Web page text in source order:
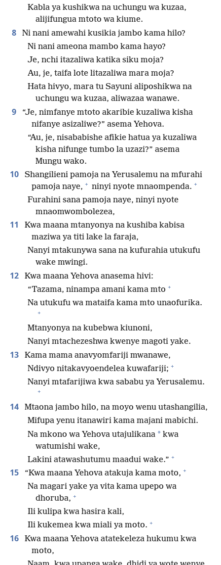
Kabla ya kushikwa na uchungu wa kuzaa,
alijifungua mtoto wa kiume.
8
Ni nani amewahi kusikia jambo kama hilo?
Ni nani ameona mambo kama hayo?
Je, nchi itazaliwa katika siku moja?
Au, je, taifa lote litazaliwa mara moja?
Hata hivyo, mara tu Sayuni aliposhikwa na
uchungu wa kuzaa, aliwazaa wanawe.
9
“Je, nimfanye mtoto akaribie kuzaliwa kisha
nifanye asizaliwe?” asema Yehova.
“Au, je, nisababishe afikie hatua ya kuzaliwa
kisha nifunge tumbo la uzazi?” asema
Mungu wako.
10
Shangilieni pamoja na Yerusalemu na mfurahi
pamoja naye, + ninyi nyote mnaompenda. +
Furahini sana pamoja naye, ninyi nyote
mnaomwombolezea,
11
Kwa maana mtanyonya na kushiba kabisa
maziwa ya titi lake la faraja,
Nanyi mtakunywa sana na kufurahia utukufu
wake mwingi.
12
Kwa maana Yehova anasema hivi:
“Tazama, ninampa amani kama mto +
Na utukufu wa mataifa kama mto unaofurika.
+
Mtanyonya na kubebwa kiunoni,
Nanyi mtachezeshwa kwenye magoti yake.
13
Kama mama anavyomfariji mwanawe,
Ndivyo nitakavyoendelea kuwafariji; +
Nanyi mtafarijiwa kwa sababu ya Yerusalemu.
+
14
Mtaona jambo hilo, na moyo wenu utashangilia,
Mifupa yenu itanawiri kama majani mabichi.
Na mkono wa Yehova utajulikana * kwa
watumishi wake,
Lakini atawashutumu maadui wake.” +
15 “Kwa maana Yehova atakuja kama moto, +
Na magari yake ya vita kama upepo wa
dhoruba, +
Ili kulipa kwa hasira kali,
Ili kukemea kwa miali ya moto. +
16
Kwa maana Yehova atatekeleza hukumu kwa
moto,